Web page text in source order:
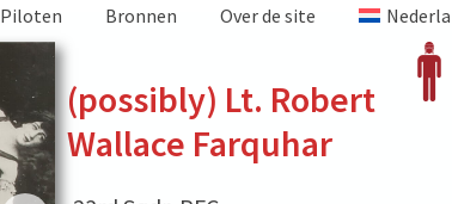
Piloten Bronnen Over de site
(possibly) Lt. Robert
Wallace Farquhar